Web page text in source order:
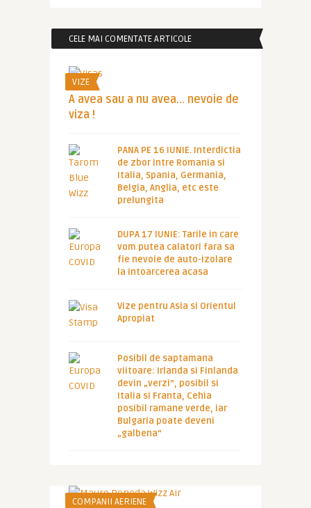
CELE MAI COMENTATE ARTICOLE
VIZE
A avea sau a nu avea… nevoie de
viza !
PANA PE 16 IUNIE. Interdictia
de zbor intre Romania si
Italia, Spania, Germania,
Belgia, Anglia, etc este
prelungita
DUPA 17 IUNIE: Tarile in care
vom putea calatori fara sa
fie nevoie de auto-izolare
la intoarcerea acasa
Vize pentru Asia si Orientul
Apropiat
Posibil de saptamana
viitoare: Irlanda si Finlanda
devin „verzi”, posibil si
Italia si Franta, Cehia
posibil ramane verde, iar
Bulgaria poate deveni
„galbena”
COMPANII AERIENE